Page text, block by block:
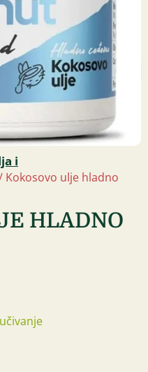
i
Kokosovo ulje hladno
HLADNO